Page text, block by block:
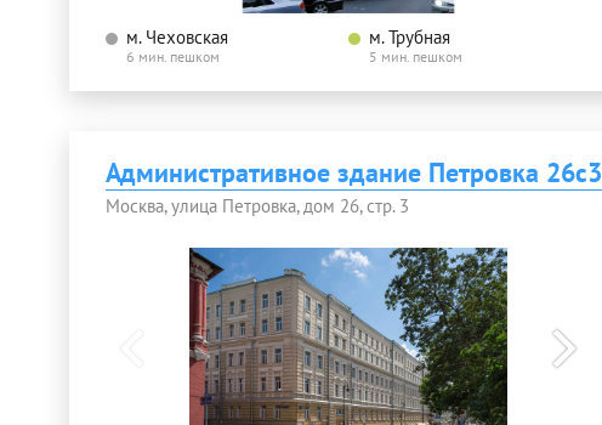
м. Чеховская
6 мин. пешком
м. Трубная
5 мин. пешком
Административное здание Петровка 26с3
Москва, улица Петровка, дом 26, стр. 3